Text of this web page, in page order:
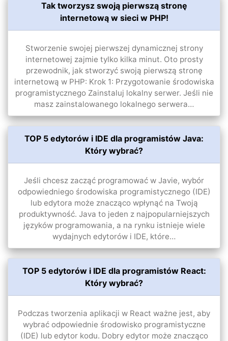
Tak tworzysz swoją pierwszą stronę
internetową w sieci w PHP!
Stworzenie swojej pierwszej dynamicznej strony
internetowej zajmie tylko kilka minut. Oto prosty
przewodnik, jak stworzyć swoją pierwszą stronę
internetową w PHP: Krok 1: Przygotowanie środowiska
programistycznego Zainstaluj lokalny serwer. Jeśli nie
masz zainstalowanego lokalnego serwera…
TOP 5 edytorów i IDE dla programistów Java:
Który wybrać?
Jeśli chcesz zacząć programować w Javie, wybór
odpowiedniego środowiska programistycznego (IDE)
lub edytora może znacząco wpłynąć na Twoją
produktywność. Java to jeden z najpopularniejszych
języków programowania, a na rynku istnieje wiele
wydajnych edytorów i IDE, które…
TOP 5 edytorów i IDE dla programistów React:
Który wybrać?
Podczas tworzenia aplikacji w React ważne jest, aby
wybrać odpowiednie środowisko programistyczne
(IDE) lub edytor kodu. Dobry edytor może znacząco